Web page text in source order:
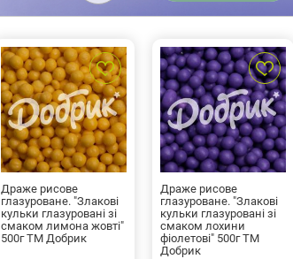
Драже рисове
глазуроване. "Злакові
кульки глазуровані зі
смаком лимона жовті"
500г ТМ Добрик
Драже рисове
глазуроване. "Злакові
кульки глазуровані зі
смаком лохини
фіолетові" 500г ТМ
Добрик